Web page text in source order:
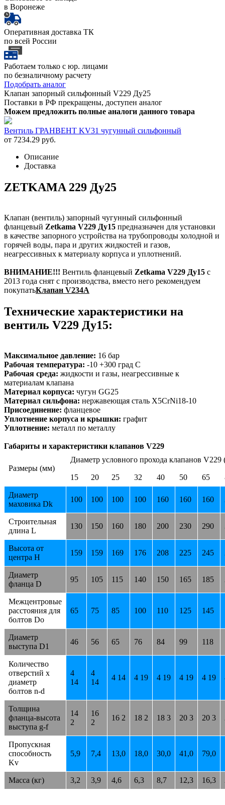
в Воронеже
Оперативная доставка ТК
по всей России
Работаем только с юр. лицами
по безналичному расчету
Подобрать аналог
Клапан запорный сильфонный V229 Ду25
Поставки в РФ прекращены, доступен аналог
Можем предложить полные аналоги данного товара
Вентиль ГРАНВЕНТ KV31 чугунный сильфонный
от 7234.29 руб.
Описание
Доставка
ZETKAMA 229 Ду25
Клапан (вентиль) запорный чугунный сильфонный
фланцевый Zetkama V229 Ду15 предназначен для установки
в качестве запорного устройства на трубопроводы холодной и
горячей воды, пара и других жидкостей и газов,
неагрессивных к материалу корпуса и уплотнений.
ВНИМАНИЕ!!! Вентиль фланцевый Zetkama V229 Ду15 с
2013 года снят с производства, вместо него рекомендуем
покупатьКлапан V234A
Технические характеристики на
вентиль V229 Ду15:
Максимальное давление: 16 бар
Рабочая температура: -10 +300 град С
Рабочая среда: жидкости и газы, неагрессивные к
материалам клапана
Материал корпуса: чугун GG25
Материал сильфона: нержавеющая сталь X5CrNi18-10
Присоединение: фланцевое
Уплотнение корпуса и крышки: графит
Уплотнение: металл по металлу
Габариты и характеристики клапанов V229
Размеры (мм)
Диаметр условного прохода клапанов V229
15 20 25 32 40 50 65
Диаметр
маховика Dk
100 100 100 100 160 160 160
Строительная
длина L
130 150 160 180 200 230 290
Высота от
центра Н
159 159 169 176 208 225 245
Диаметр
фланца D
95 105 115 140 150 165 185
Межцентровые
расстояния для
болтов Dо
65 75 85 100 110 125 145
Диаметр
выступа D1
46 56 65 76 84 99 118
Количество
отверстий х
диаметр
болтов n-d
4
14
4
14
4 14 4 19 4 19 4 19 4 19
Толщина
фланца-высота
выступа g-f
14
2
16
2
16 2 18 2 18 3 20 3 20 3
Пропускная
способность
Kv
5,9 7,4 13,0 18,0 30,0 41,0 79,0
Масса (кг) 3,2 3,9 4,6 6,3 8,7 12,3 16,3